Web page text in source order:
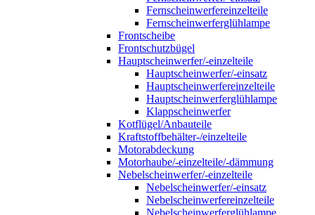
Fernscheinwerfereinzelteile
Fernscheinwerferglühlampe
Frontscheibe
Frontschutzbügel
Hauptscheinwerfer/-einzelteile
Hauptscheinwerfer/-einsatz
Hauptscheinwerfereinzelteile
Hauptscheinwerferglühlampe
Klappscheinwerfer
Kotflügel/Anbauteile
Kraftstoffbehälter-/einzelteile
Motorabdeckung
Motorhaube/-einzelteile/-dämmung
Nebelscheinwerfer/-einzelteile
Nebelscheinwerfer/-einsatz
Nebelscheinwerfereinzelteile
Nebelscheinwerferglühlampe